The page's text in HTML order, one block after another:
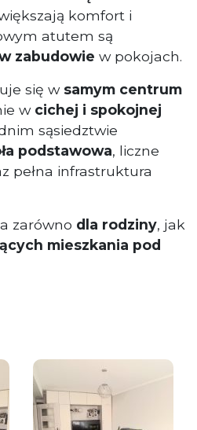
komfort i
atutem są
zabudowie w pokojach.
się w samym centrum
w cichej i spokojnej
sąsiedztwie
podstawowa, liczne
pełna infrastruktura
zarówno dla rodziny, jak
mieszkania pod